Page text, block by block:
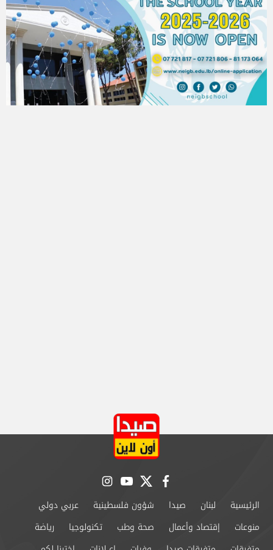
facebook
twitter
youtube
instagram
الرئيسية لبنان صيدا شؤون فلسطينية
عربي دولي
منوعات
إقتصاد وأعمال صحة وطب تكنولوجيا
رياضة